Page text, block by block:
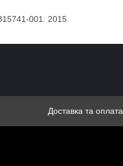
001: 2015.
Доставка та оплата